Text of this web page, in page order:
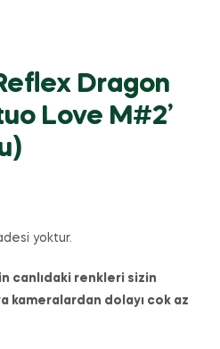
Dragon
Love M#2’
yoktur.
canlıdaki renkleri sizin
kameralardan dolayı cok az